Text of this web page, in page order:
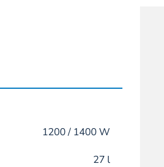
1200 / 1400 W
27 l